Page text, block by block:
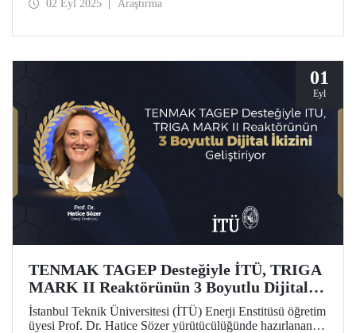
02 Eyl 2025 Araştırma
01
Eyl
TENMAK TAGEP Desteğiyle İTÜ, TRIGA
MARK II Reaktörünün 3 Boyutlu Dijital
İkizini Geliştiriyor
İstanbul Teknik Üniversitesi (İTÜ) Enerji Enstitüsü öğretim
üyesi Prof. Dr. Hatice Sözer yürütücülüğünde hazırlanan